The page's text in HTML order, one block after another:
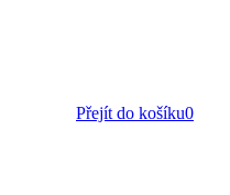
Přejít do košíku0